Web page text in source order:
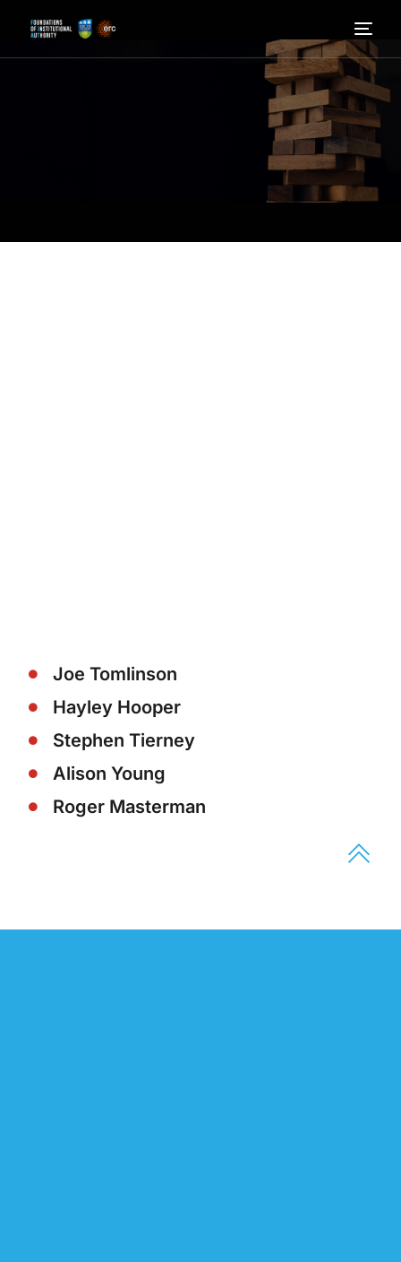
Joe Tomlinson
Hayley Hooper
Stephen Tierney
Alison Young
Roger Masterman